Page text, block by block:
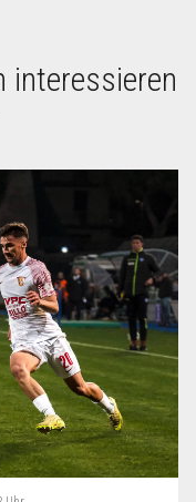
interessieren